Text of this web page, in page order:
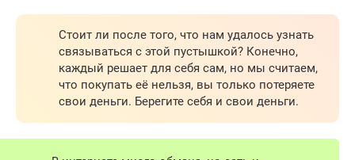
Стоит ли после того, что нам удалось узнать
связываться с этой пустышкой? Конечно,
каждый решает для себя сам, но мы считаем,
что покупать её нельзя, вы только потеряете
свои деньги. Берегите себя и свои деньги.